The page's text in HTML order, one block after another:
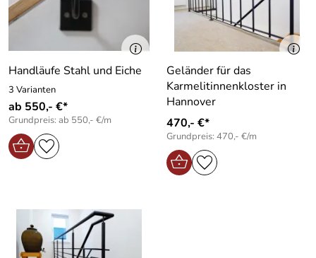
Handläufe Stahl und Eiche
3 Varianten
ab 550,- €*
Grundpreis: ab 550,- €/m
Geländer für das
Karmelitinnenkloster in
Hannover
470,- €*
Grundpreis: 470,- €/m